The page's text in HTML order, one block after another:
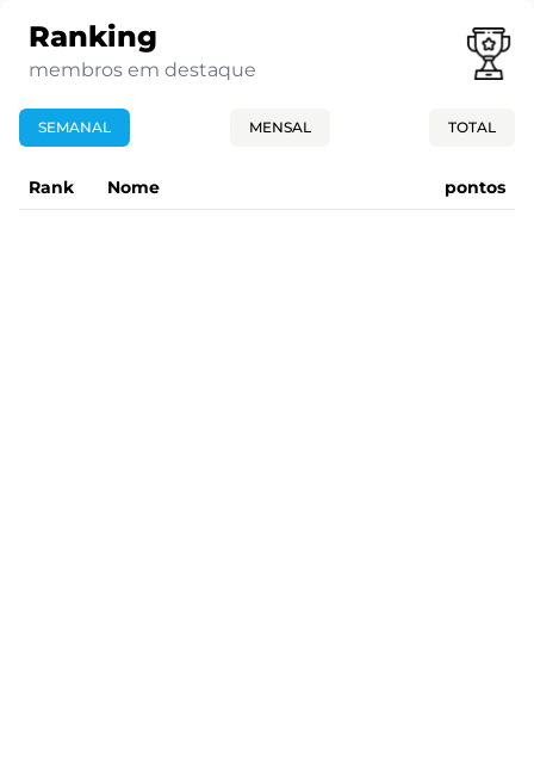
Ranking
membros em destaque
SEMANAL MENSAL TOTAL
Rank Nome pontos